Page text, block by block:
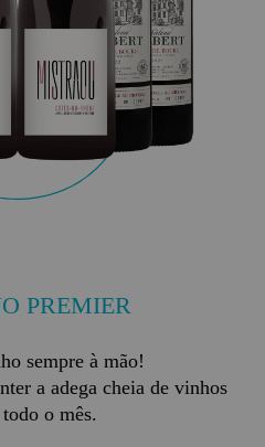
PREMIER
sempre à mão!
a adega cheia de vinhos
o mês.